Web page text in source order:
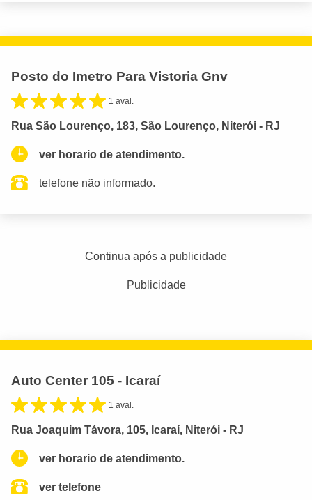
Posto do Imetro Para Vistoria Gnv
1 aval.
Rua São Lourenço, 183, São Lourenço, Niterói - RJ
ver horario de atendimento.
telefone não informado.
Continua após a publicidade
Publicidade
Auto Center 105 - Icaraí
1 aval.
Rua Joaquim Távora, 105, Icaraí, Niterói - RJ
ver horario de atendimento.
ver telefone